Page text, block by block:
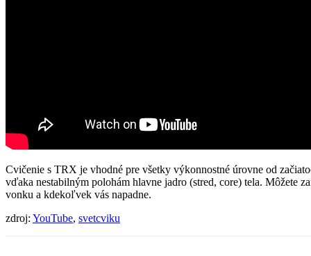
Cvičenie s TRX je vhodné pre všetky výkonnostné úrovne od
vďaka nestabilným polohám hlavne jadro (stred, core) tela. Môžete
vonku a kdekoľvek vás napadne.
zdroj: YouTube, svetcviku